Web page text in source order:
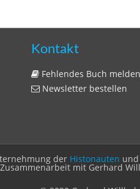
Kontakt
Fehlendes Buch melden
Newsletter bestellen
der Histonauten
mit Gerhard